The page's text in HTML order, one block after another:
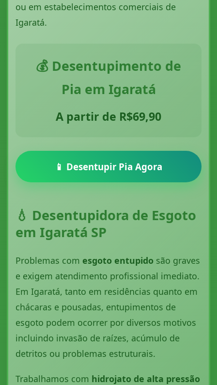
ou em estabelecimentos comerciais de
Igaratá.
💰 Desentupimento de
Pia em Igaratá
A partir de R$69,90
📱 Desentupir Pia Agora
💧 Desentupidora de Esgoto
em Igaratá SP
Problemas com esgoto entupido são graves
e exigem atendimento profissional imediato.
Em Igaratá, tanto em residências quanto em
chácaras e pousadas, entupimentos de
esgoto podem ocorrer por diversos motivos
incluindo invasão de raízes, acúmulo de
detritos ou problemas estruturais.
Trabalhamos com hidrojato de alta pressão